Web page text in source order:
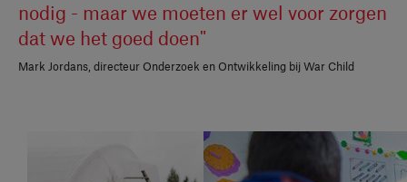
nodig - maar we moeten er wel voor zorgen
dat we het goed doen"
Mark Jordans, directeur Onderzoek en Ontwikkeling bij War Child